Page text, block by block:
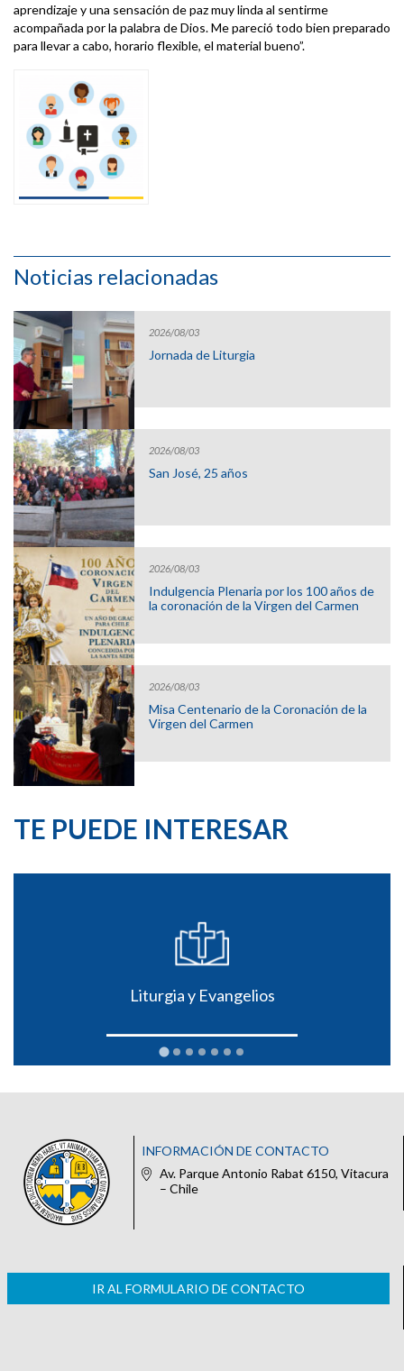
aprendizaje y una sensación de paz muy linda al sentirme
acompañada por la palabra de Dios. Me pareció todo bien preparado
para llevar a cabo, horario flexible, el material bueno”.
Noticias relacionadas
2026/08/03
Jornada de Liturgia
2026/08/03
San José, 25 años
2026/08/03
Indulgencia Plenaria por los 100 años de
la coronación de la Virgen del Carmen
2026/08/03
Misa Centenario de la Coronación de la
Virgen del Carmen
TE PUEDE INTERESAR
Liturgia y Evangelios
INFORMACIÓN DE CONTACTO
Av. Parque Antonio Rabat 6150, Vitacura
– Chile
IR AL FORMULARIO DE CONTACTO